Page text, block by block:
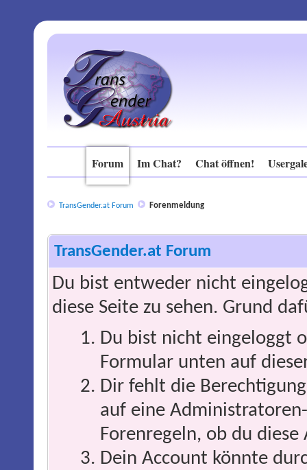
Forum Im Chat? Chat öffnen!
TransGender.at Forum Forenmeldung
TransGender.at Forum
Du bist entweder nicht
diese Seite zu sehen. Grund
Du bist nicht eingeloggt
Formular unten auf
Dir fehlt die
auf eine
Forenregeln, ob du
Dein Account könnte